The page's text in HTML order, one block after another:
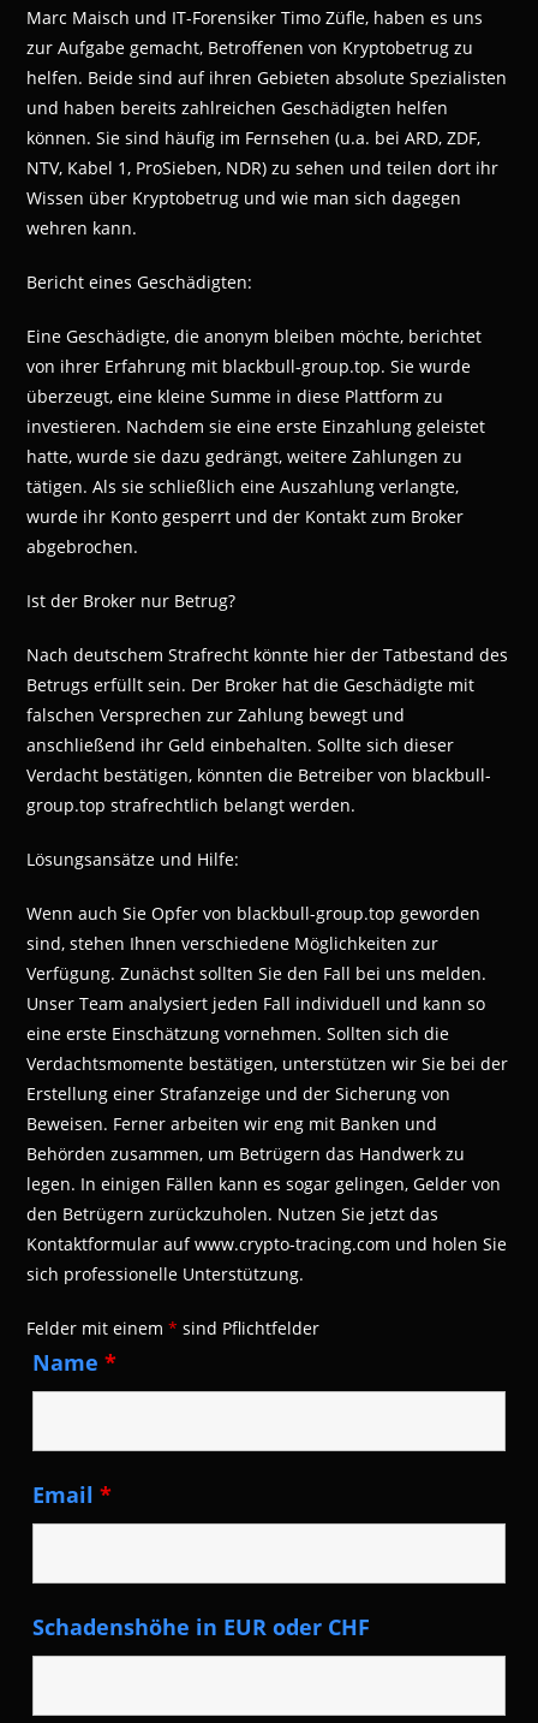
Marc Maisch und IT-Forensiker Timo Züfle, haben es uns
zur Aufgabe gemacht, Betroffenen von Kryptobetrug zu
helfen. Beide sind auf ihren Gebieten absolute Spezialisten
und haben bereits zahlreichen Geschädigten helfen
können. Sie sind häufig im Fernsehen (u.a. bei ARD, ZDF,
NTV, Kabel 1, ProSieben, NDR) zu sehen und teilen dort ihr
Wissen über Kryptobetrug und wie man sich dagegen
wehren kann.
Bericht eines Geschädigten:
Eine Geschädigte, die anonym bleiben möchte, berichtet
von ihrer Erfahrung mit blackbull-group.top. Sie wurde
überzeugt, eine kleine Summe in diese Plattform zu
investieren. Nachdem sie eine erste Einzahlung geleistet
hatte, wurde sie dazu gedrängt, weitere Zahlungen zu
tätigen. Als sie schließlich eine Auszahlung verlangte,
wurde ihr Konto gesperrt und der Kontakt zum Broker
abgebrochen.
Ist der Broker nur Betrug?
Nach deutschem Strafrecht könnte hier der Tatbestand des
Betrugs erfüllt sein. Der Broker hat die Geschädigte mit
falschen Versprechen zur Zahlung bewegt und
anschließend ihr Geld einbehalten. Sollte sich dieser
Verdacht bestätigen, könnten die Betreiber von blackbull-
group.top strafrechtlich belangt werden.
Lösungsansätze und Hilfe:
Wenn auch Sie Opfer von blackbull-group.top geworden
sind, stehen Ihnen verschiedene Möglichkeiten zur
Verfügung. Zunächst sollten Sie den Fall bei uns melden.
Unser Team analysiert jeden Fall individuell und kann so
eine erste Einschätzung vornehmen. Sollten sich die
Verdachtsmomente bestätigen, unterstützen wir Sie bei der
Erstellung einer Strafanzeige und der Sicherung von
Beweisen. Ferner arbeiten wir eng mit Banken und
Behörden zusammen, um Betrügern das Handwerk zu
legen. In einigen Fällen kann es sogar gelingen, Gelder von
den Betrügern zurückzuholen. Nutzen Sie jetzt das
Kontaktformular auf www.crypto-tracing.com und holen Sie
sich professionelle Unterstützung.
Felder mit einem* sind Pflichtfelder
Name*
Email*
Schadenshöhe in EUR oder CHF